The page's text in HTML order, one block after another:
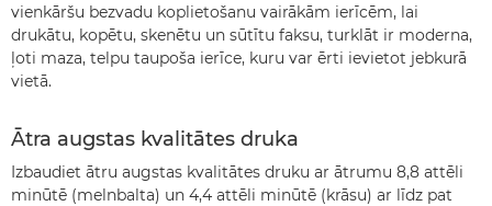
vienkāršu bezvadu koplietošanu vairākām ierīcēm, lai
drukātu, kopētu, skenētu un sūtītu faksu, turklāt ir moderna,
ļoti maza, telpu taupoša ierīce, kuru var ērti ievietot jebkurā
vietā.
Ātra augstas kvalitātes druka
Izbaudiet ātru augstas kvalitātes druku ar ātrumu 8,8 attēli
minūtē (melnbalta) un 4,4 attēli minūtē (krāsu) ar līdz pat